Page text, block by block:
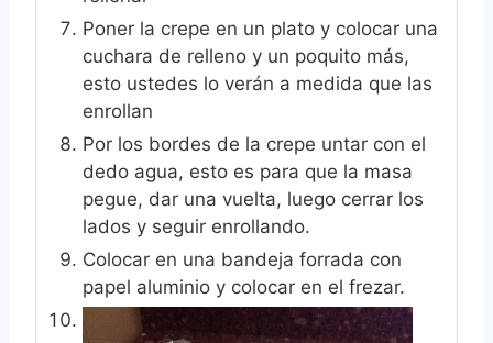
Poner la crepe en un plato y colocar una
cuchara de relleno y un poquito más,
esto ustedes lo verán a medida que las
enrollan
Por los bordes de la crepe untar con el
dedo agua, esto es para que la masa
pegue, dar una vuelta, luego cerrar los
lados y seguir enrollando.
Colocar en una bandeja forrada con
papel aluminio y colocar en el frezar.